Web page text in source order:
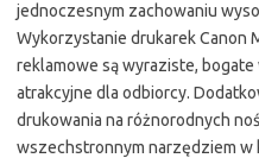
jednoczesnym zachowaniu
Wykorzystanie drukarek Canon
reklamowe są wyraziste,
atrakcyjne dla odbiorcy.
drukowania na różnorodnych
wszechstronnym narzędziem w